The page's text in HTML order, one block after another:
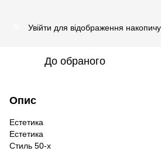
Увійти для відображення
До обраного
Опис
Естетика
Естетика
Стиль 50-х